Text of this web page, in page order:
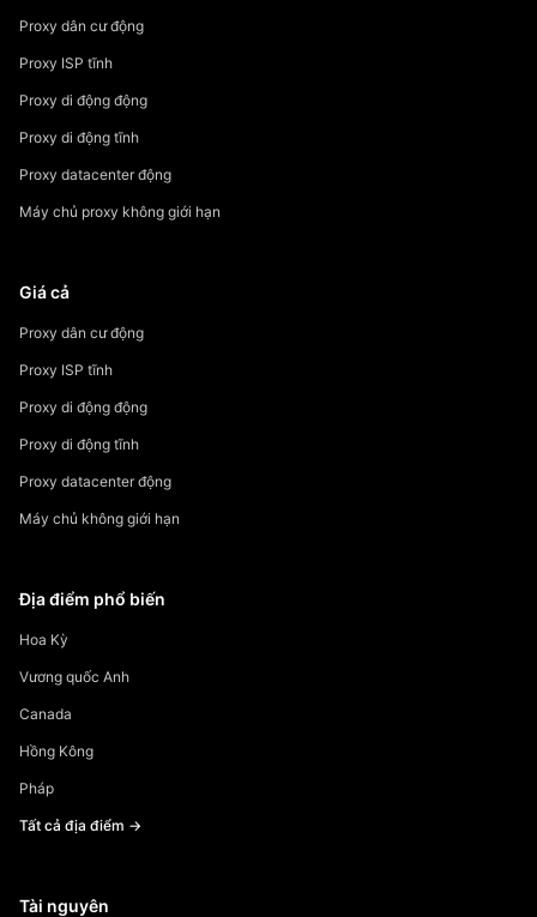
Proxy dân cư động
Proxy ISP tĩnh
Proxy di động động
Proxy di động tĩnh
Proxy datacenter động
Máy chủ proxy không giới hạn
Giá cả
Proxy dân cư động
Proxy ISP tĩnh
Proxy di động động
Proxy di động tĩnh
Proxy datacenter động
Máy chủ không giới hạn
Địa điểm phổ biến
Hoa Kỳ
Vương quốc Anh
Canada
Hồng Kông
Pháp
Tất cả địa điểm →
Tài nguyên